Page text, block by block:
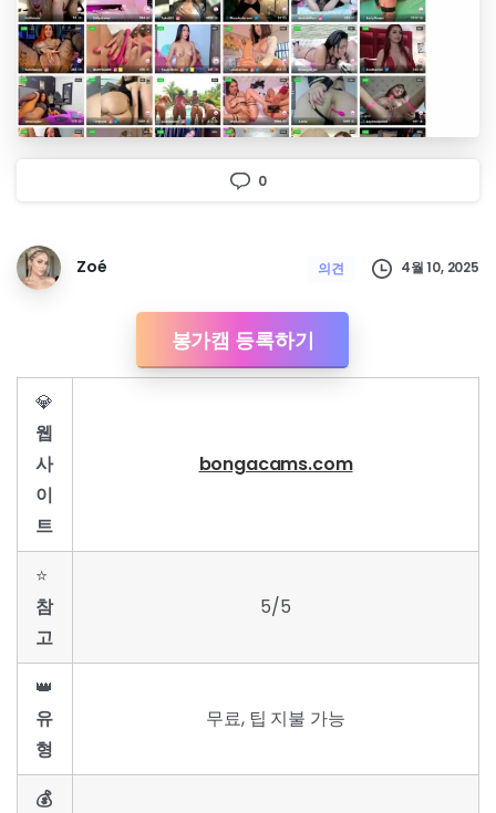
0
Zoé 의견 4월 10, 2025
봉가캠 등록하기
💎
웹
사
이
트
bongacams.com
⭐
참
고
5/5
👑
유
형
무료, 팁 지불 가능
💰